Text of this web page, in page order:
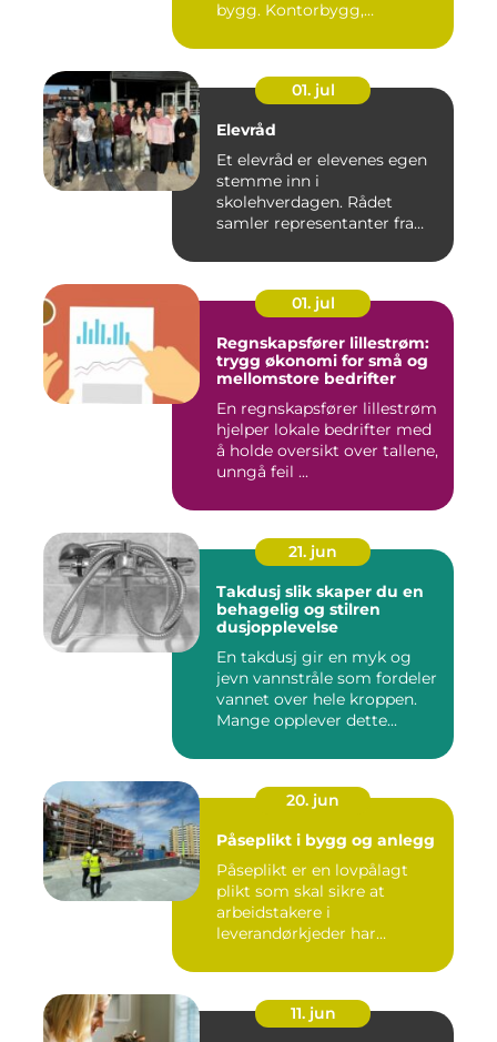
bygg. Kontorbygg,
01. jul
Elevråd
Et elevråd er elevenes egen
stemme inn i
skolehverdagen. Rådet
samler representanter fra
01. jul
Regnskapsfører lillestrøm:
trygg økonomi for små og
mellomstore bedrifter
En regnskapsfører lillestrøm
hjelper lokale bedrifter med
å holde oversikt over tallene,
unngå feil ...
21. jun
Takdusj slik skaper du en
behagelig og stilren
dusjopplevelse
En takdusj gir en myk og
jevn vannstråle som fordeler
vannet over hele kroppen.
Mange opplever dette...
20. jun
Påseplikt i bygg og anlegg
Påseplikt er en lovpålagt
plikt som skal sikre at
arbeidstakere i
leverandørkjeder har
11. jun